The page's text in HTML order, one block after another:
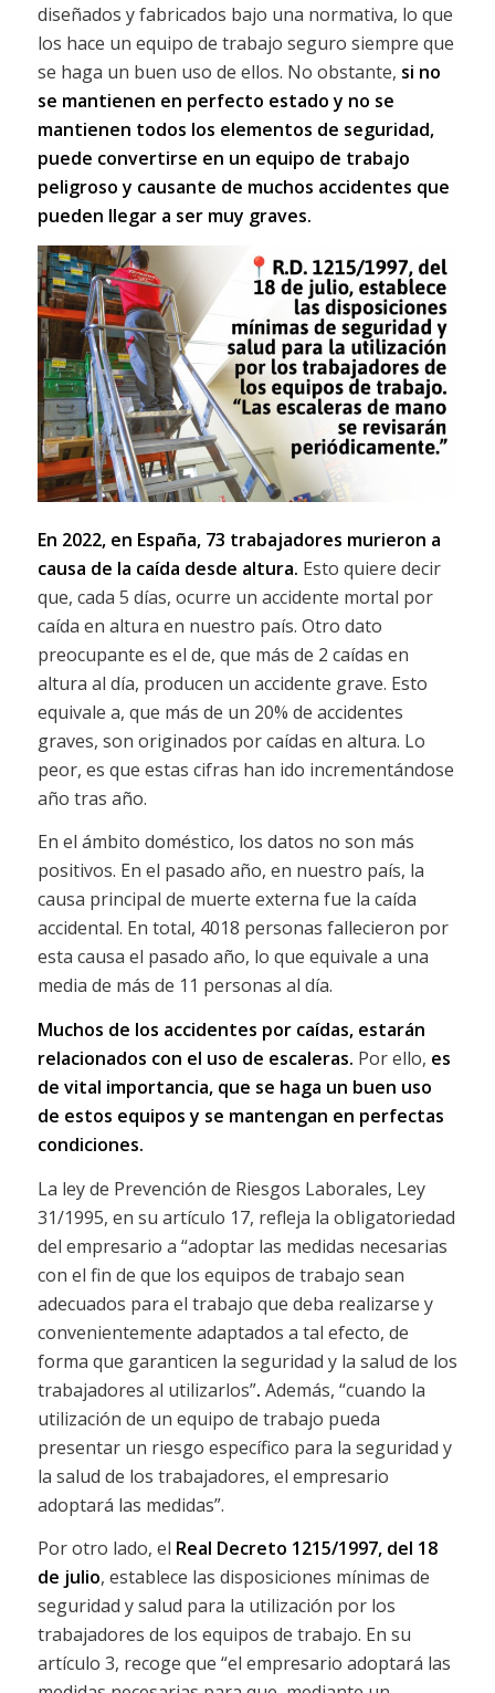
diseñados y fabricados bajo una normativa, lo que
los hace un equipo de trabajo seguro siempre que
se haga un buen uso de ellos. No obstante, si no
se mantienen en perfecto estado y no se
mantienen todos los elementos de seguridad,
puede convertirse en un equipo de trabajo
peligroso y causante de muchos accidentes que
pueden llegar a ser muy graves.
En 2022, en España, 73 trabajadores murieron a
causa de la caída desde altura. Esto quiere decir
que, cada 5 días, ocurre un accidente mortal por
caída en altura en nuestro país. Otro dato
preocupante es el de, que más de 2 caídas en
altura al día, producen un accidente grave. Esto
equivale a, que más de un 20% de accidentes
graves, son originados por caídas en altura. Lo
peor, es que estas cifras han ido incrementándose
año tras año.
En el ámbito doméstico, los datos no son más
positivos. En el pasado año, en nuestro país, la
causa principal de muerte externa fue la caída
accidental. En total, 4018 personas fallecieron por
esta causa el pasado año, lo que equivale a una
media de más de 11 personas al día.
Muchos de los accidentes por caídas, estarán
relacionados con el uso de escaleras. Por ello, es
de vital importancia, que se haga un buen uso
de estos equipos y se mantengan en perfectas
condiciones.
La ley de Prevención de Riesgos Laborales, Ley
31/1995, en su artículo 17, refleja la obligatoriedad
del empresario a “adoptar las medidas necesarias
con el fin de que los equipos de trabajo sean
adecuados para el trabajo que deba realizarse y
convenientemente adaptados a tal efecto, de
forma que garanticen la seguridad y la salud de los
trabajadores al utilizarlos”. Además, “cuando la
utilización de un equipo de trabajo pueda
presentar un riesgo específico para la seguridad y
la salud de los trabajadores, el empresario
adoptará las medidas”.
Por otro lado, el Real Decreto 1215/1997, del 18
de julio, establece las disposiciones mínimas de
seguridad y salud para la utilización por los
trabajadores de los equipos de trabajo. En su
artículo 3, recoge que “el empresario adoptará las